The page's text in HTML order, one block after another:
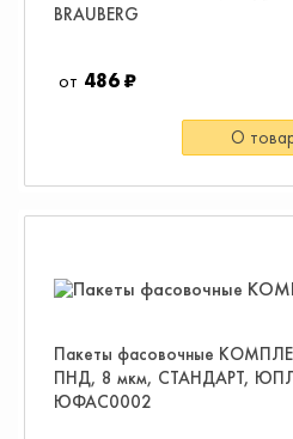
BRAUBERG
486 ₽
О
Пакеты фасовочные КОМПЛЕКТ 1000 шт., 24х37 см,
ПНД, 8 мкм, СТАНДАРТ,
ЮФАС0002